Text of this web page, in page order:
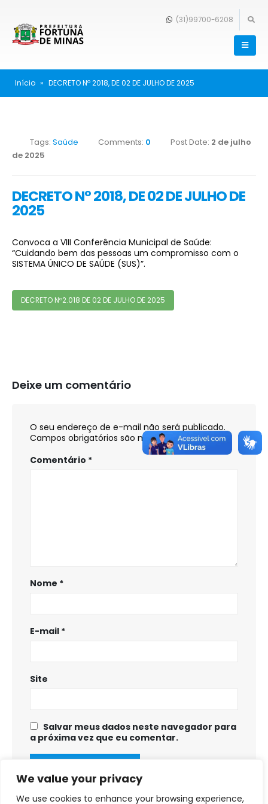
We value your privacy
We use cookies to enhance your browsing experience,
(31)99700-6208
Início » DECRETO Nº 2018, DE 02 DE JULHO DE 2025
Tags: Saúde Comments: 0 Post Date: 2 de julho
de 2025
DECRETO Nº 2018, DE 02 DE JULHO DE
2025
Convoca a VIII Conferência Municipal de Saúde:
“Cuidando bem das pessoas um compromisso com o
SISTEMA ÚNICO DE SAÚDE (SUS)”.
DECRETO Nº2.018 DE 02 DE JULHO DE 2025
Deixe um comentário
O seu endereço de e-mail não será publicado.
Campos obrigatórios são marcados com*
Comentário *
Nome *
E-mail *
Site
Salvar meus dados neste navegador para
a próxima vez que eu comentar.